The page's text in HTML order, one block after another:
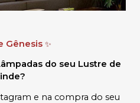
Gênesis ✨
do seu Lustre de
e na compra do seu